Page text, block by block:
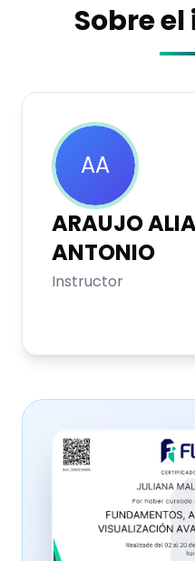
Sobre
AA
ARAUJO
ANTONIO
Instructor